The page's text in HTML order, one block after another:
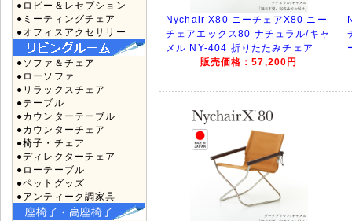
●ロビー＆レセプション
●ミーティングチェア
●オフィスアクセサリー
●ソファ＆チェア
●ローソファ
●リラックスチェア
●テーブル
●カウンターテーブル
●カウンターチェア
●椅子・チェア
●ディレクターチェア
●ローテーブル
●ペットグッズ
●アンティーク調家具
Nychair X80 ニーチェアX80 ニー
チェアエックス80 ナチュラル/キャ
メル NY-404 折りたたみチェア
販売価格：57,200円